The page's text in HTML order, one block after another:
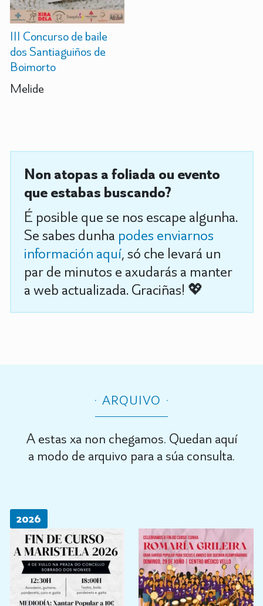
III Concurso de baile
dos Santiaguiños de
Boimorto
Melide
Non atopas a foliada ou evento
que estabas buscando?
É posible que se nos escape algunha.
Se sabes dunha podes enviarnos
información aquí, só che levará un
par de minutos e axudarás a manter
a web actualizada. Graciñas! 💖
ARQUIVO
A estas xa non chegamos. Quedan aquí
a modo de arquivo para a súa consulta.
2026